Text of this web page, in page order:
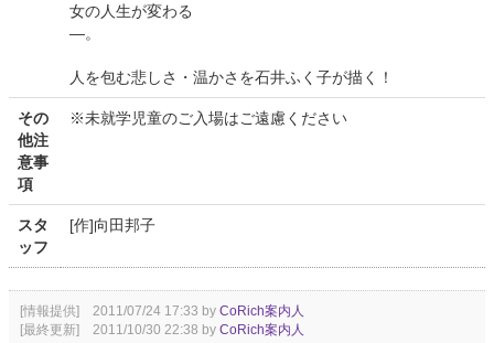
女の人生が変わる
―。
人を包む悲しさ・温かさを石井ふく子が描く！
その
他注
意事
項
※未就学児童のご入場はご遠慮ください
スタ
ッフ
[作]向田邦子
[情報提供] 2011/07/24 17:33 by CoRich案内人
[最終更新] 2011/10/30 22:38 by CoRich案内人